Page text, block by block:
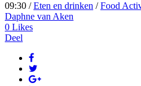
09:30 /Eten en drinken /Food
Daphne van Aken
0 Likes
Deel